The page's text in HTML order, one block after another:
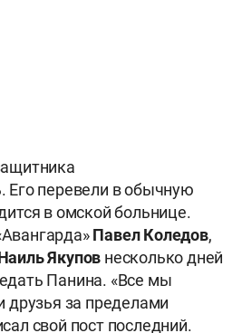
Его перевели в обычную
в омской больнице.
Павел Коледов,
Якупов несколько дней
Панина. «Все мы
друзья за пределами
свой пост последний.